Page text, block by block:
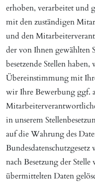
erhoben, verarbeitet und
mit den zuständigen
und den
der von Ihnen gewählten
besetzende Stellen
Übereinstimmung mit
wir Ihre Bewerbung ggf.
in unserem
auf die Wahrung des
nach Besetzung der
übermittelten Daten